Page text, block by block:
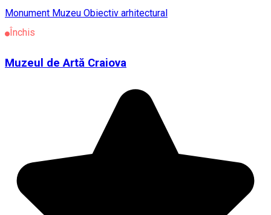
Monument Muzeu Obiectiv arhitectural
Închis
Muzeul de Artă Craiova